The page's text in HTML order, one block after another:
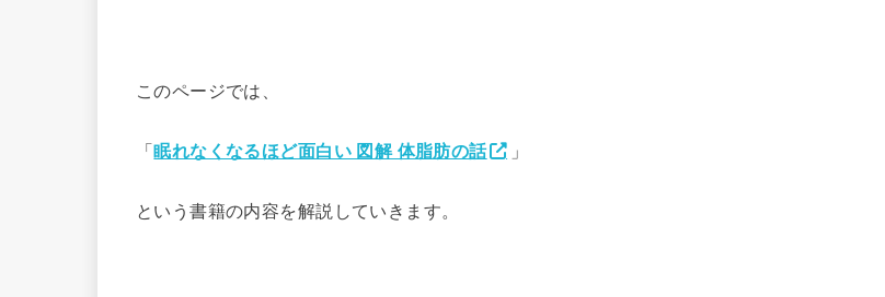
このページでは、
「眠れなくなるほど面白い 図解 体脂肪の話 」
という書籍の内容を解説していきます。